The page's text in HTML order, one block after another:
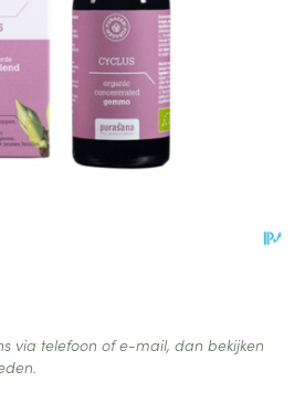
via telefoon of e-mail, dan bekijken